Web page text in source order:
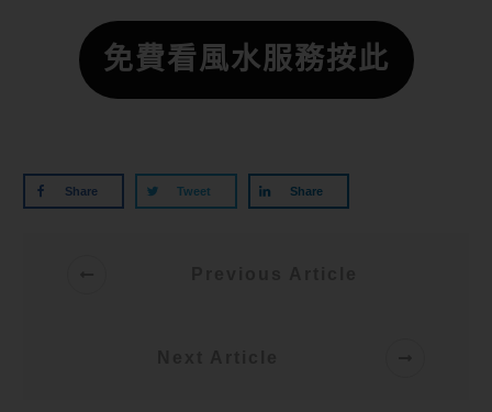
免費看風水服務按此
Share Tweet Share